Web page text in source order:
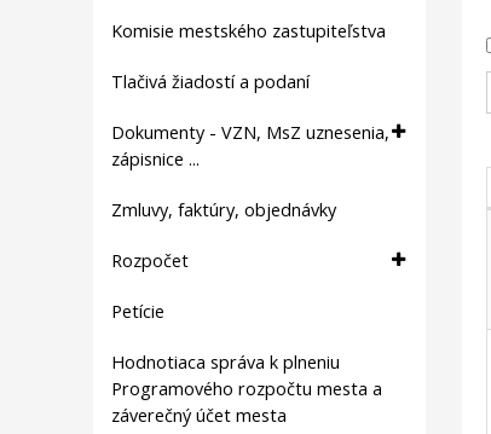
Komisie mestského zastupiteľstva
Tlačivá žiadostí a podaní
Dokumenty - VZN, MsZ uznesenia,
zápisnice ...
Zmluvy, faktúry, objednávky
Rozpočet
Petície
Hodnotiaca správa k plneniu
Programového rozpočtu mesta a
záverečný účet mesta